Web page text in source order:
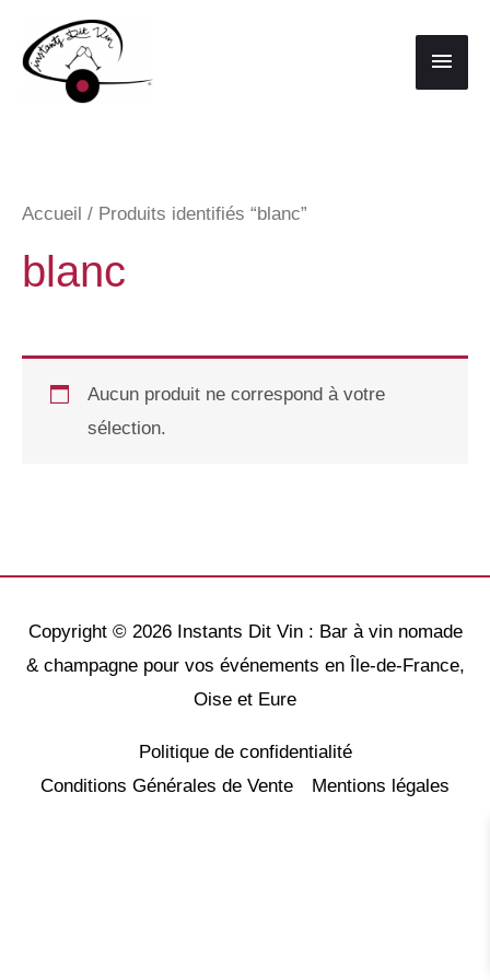
contenu
Accueil / Produits identifiés “blanc”
blanc
Aucun produit ne correspond à votre
sélection.
Copyright © 2026 Instants Dit Vin : Bar à vin nomade
& champagne pour vos événements en Île-de-France,
Oise et Eure
Politique de confidentialité
Conditions Générales de Vente
Mentions légales